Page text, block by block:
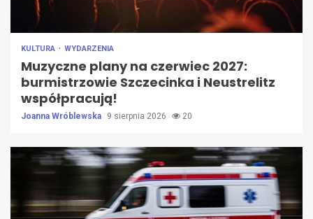
KULTURA WYDARZENIA
Muzyczne plany na czerwiec 2027:
burmistrzowie Szczecinka i Neustrelitz
współpracują!
Joanna Wróblewska 9 sierpnia 2026 20